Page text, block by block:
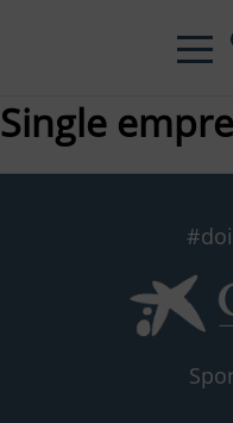
Single